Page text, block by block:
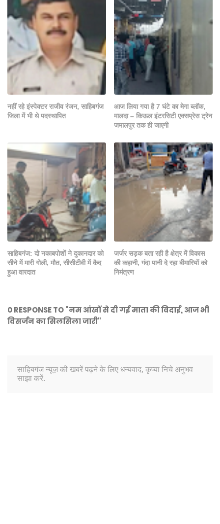
नहीं रहे इंस्पेक्टर राजीव रंजन, साहिबगंज
जिला में भी थे पदस्थापित
आज लिया गया है 7 घंटे का मेगा ब्लॉक,
मालदा – किऊल इंटरसिटी एक्सप्रेस ट्रेन
जमालपुर तक ही जाएगी
साहिबगंज: दो नकाबपोशों ने दुकानदार को
सीने में मारी गोली, मौत, सीसीटीवी में कैद
हुआ वारदात
जर्जर सड़क बता रही है क्षेत्र में विकास
की कहानी, गंदा पानी दे रहा बीमारियों को
निमंत्रण
0 RESPONSE TO "नम आंखों से दी गई माता की विदाई, आज भी
विसर्जन का सिलसिला जारी"
साहिबगंज न्यूज़ की खबरें पढ़ने के लिए धन्यवाद, कृप्या निचे अनुभव
साझा करें.